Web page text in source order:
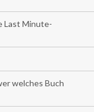
Last Minute-
welches Buch